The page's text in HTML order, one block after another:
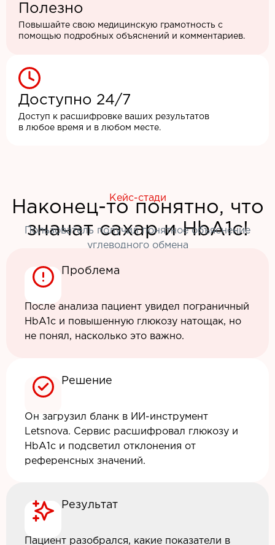
Полезно
Повышайте свою медицинскую грамотность с
помощью подробных объяснений и комментариев.
Доступно 24/7
Доступ к расшифровке ваших результатов
в любое время и в любом месте.
Кейс-стади
Наконец-то понятно, что
значат сахар и HbA1c!
Пользователь получил понятное объяснение
углеводного обмена
Проблема
После анализа пациент увидел пограничный
HbA1c и повышенную глюкозу натощак, но
не понял, насколько это важно.
Решение
Он загрузил бланк в ИИ-инструмент
Letsnova. Сервис расшифровал глюкозу и
HbA1c и подсветил отклонения от
референсных значений.
Результат
Пациент разобрался, какие показатели в